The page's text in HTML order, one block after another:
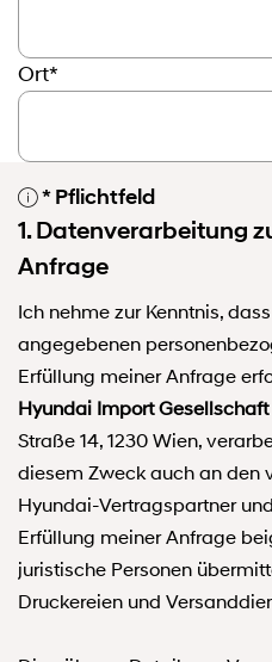
Ort*
* Pflichtfeld
1. Datenverarbeitung
Anfrage
Ich nehme zur Kenntnis,
angegebenen
Erfüllung meiner Anfrage
Hyundai Import
Straße 14, 1230 Wien,
diesem Zweck auch an den
Hyundai-Vertragspartner
Erfüllung meiner Anfrage
juristische Personen
Druckereien und